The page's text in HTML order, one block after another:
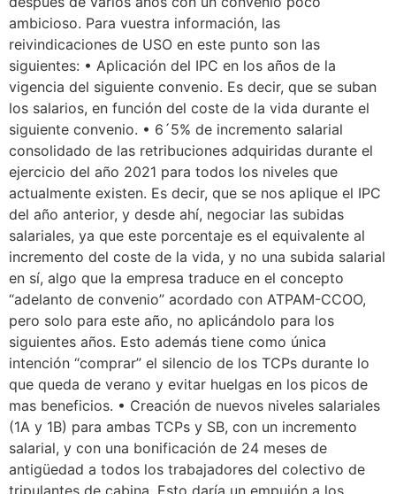
ambicioso. Para vuestra información, las
reivindicaciones de USO en este punto son las
siguientes: • Aplicación del IPC en los años de la
vigencia del siguiente convenio. Es decir, que se suban
los salarios, en función del coste de la vida durante el
siguiente convenio. • 6´5% de incremento salarial
consolidado de las retribuciones adquiridas durante el
ejercicio del año 2021 para todos los niveles que
actualmente existen. Es decir, que se nos aplique el IPC
del año anterior, y desde ahí, negociar las subidas
salariales, ya que este porcentaje es el equivalente al
incremento del coste de la vida, y no una subida salarial
en sí, algo que la empresa traduce en el concepto
“adelanto de convenio” acordado con ATPAM-CCOO,
pero solo para este año, no aplicándolo para los
siguientes años. Esto además tiene como única
intención “comprar” el silencio de los TCPs durante lo
que queda de verano y evitar huelgas en los picos de
mas beneficios. • Creación de nuevos niveles salariales
(1A y 1B) para ambas TCPs y SB, con un incremento
salarial, y con una bonificación de 24 meses de
antigüedad a todos los trabajadores del colectivo de
tripulantes de cabina. Esto daría un empujón a los